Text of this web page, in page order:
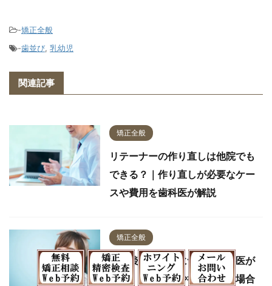
-矯正全般
-歯並び, 乳幼児
関連記事
矯正全般
リテーナーの作り直しは他院でも
できる？｜作り直しが必要なケー
スや費用を歯科医が解説
矯正全般
矯正後の後戻りについて歯科医が
解説｜予防方法や後戻りした場合